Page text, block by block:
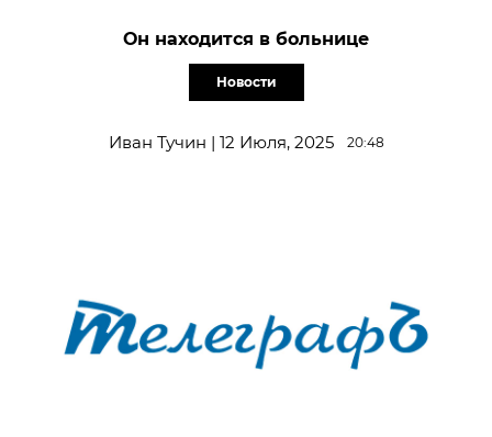
Он находится в больнице
Новости
Иван Тучин | 12 Июля, 2025 20:48